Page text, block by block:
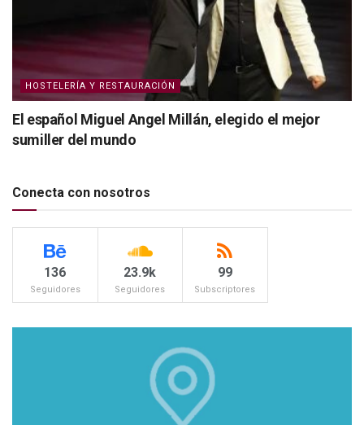
HOSTELERÍA Y RESTAURACIÓN
El español Miguel Angel Millán, elegido el mejor
sumiller del mundo
Conecta con nosotros
136
Seguidores
23.9k
Seguidores
99
Subscriptores